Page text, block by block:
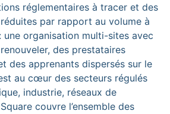
réglementaires à tracer et des
par rapport au volume à
une organisation multi-sites avec
des prestataires
des apprenants dispersés sur le
au cœur des secteurs régulés
industrie, réseaux de
couvre l’ensemble des